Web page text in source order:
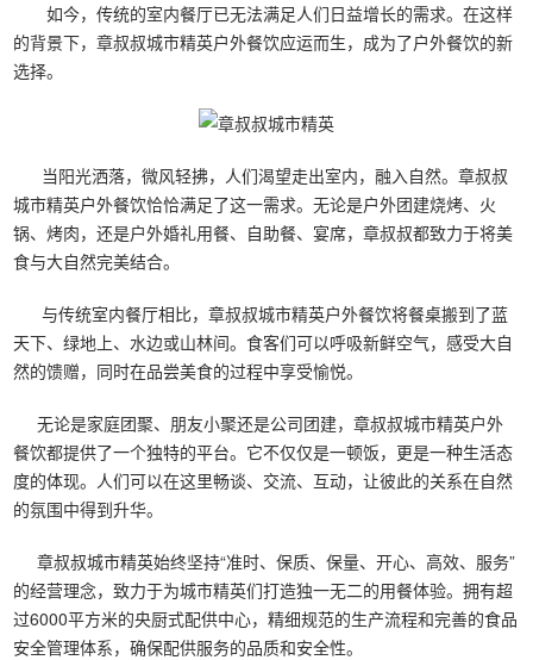
如今，传统的室内餐厅已无法满足人们日益增长的需求。在这样
的背景下，章叔叔城市精英户外餐饮应运而生，成为了户外餐饮的新
选择。
当阳光洒落，微风轻拂，人们渴望走出室内，融入自然。章叔叔
城市精英户外餐饮恰恰满足了这一需求。无论是户外团建烧烤、火
锅、烤肉，还是户外婚礼用餐、自助餐、宴席，章叔叔都致力于将美
食与大自然完美结合。
与传统室内餐厅相比，章叔叔城市精英户外餐饮将餐桌搬到了蓝
天下、绿地上、水边或山林间。食客们可以呼吸新鲜空气，感受大自
然的馈赠，同时在品尝美食的过程中享受愉悦。
无论是家庭团聚、朋友小聚还是公司团建，章叔叔城市精英户外
餐饮都提供了一个独特的平台。它不仅仅是一顿饭，更是一种生活态
度的体现。人们可以在这里畅谈、交流、互动，让彼此的关系在自然
的氛围中得到升华。
章叔叔城市精英始终坚持“准时、保质、保量、开心、高效、服务”
的经营理念，致力于为城市精英们打造独一无二的用餐体验。拥有超
过6000平方米的央厨式配供中心，精细规范的生产流程和完善的食品
安全管理体系，确保配供服务的品质和安全性。